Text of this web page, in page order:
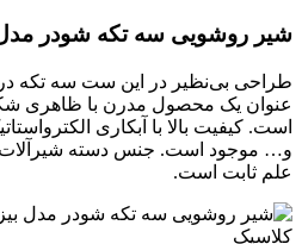
شیر روشویی سه تکه شودر
طراحی بی‌نظیر در این ست سه تکه در
عنوان یک محصول مدرن با ظاهری
است. کیفیت بالا با آبکاری
و… موجود است. جنس دسته شیرآلات
علم ثابت است.